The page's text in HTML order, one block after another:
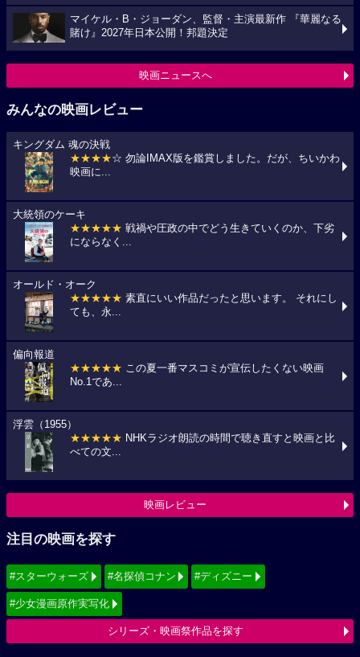
マイケル・B・ジョーダン、監督・主演最新作 『華麗なる
賭け』2027年日本公開！邦題決定
映画ニュースへ
みんなの映画レビュー
キングダム 魂の決戦
★★★★☆ 勿論IMAX版を鑑賞しました。だが、ちいかわ
映画に...
大統領のケーキ
★★★★★ 戦禍や圧政の中でどう生きていくのか、下劣
にならなく...
オールド・オーク
★★★★★ 素直にいい作品だったと思います。 それにし
ても、永...
偏向報道
★★★★★ この夏一番マスコミが宣伝したくない映画
No.1であ...
浮雲（1955）
★★★★★ NHKラジオ朗読の時間で聴き直すと映画と比
べての文...
映画レビュー
注目の映画を探す
#スターウォーズ #名探偵コナン #ディズニー
#少女漫画原作実写化
シリーズ・映画祭作品を探す